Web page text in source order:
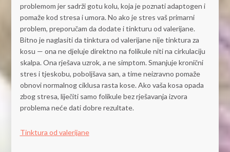
problemom jer sadrži gotu kolu, koja je poznati adaptogen i
pomaže kod stresa i umora. No ako je stres vaš primarni
problem, preporučam da dodate i tinkturu od valerijane.
Bitno je naglasiti da tinktura od valerijane nije tinktura za
kosu — ona ne djeluje direktno na folikule niti na cirkulaciju
skalpa. Ona rješava uzrok, a ne simptom. Smanjuje kronični
stres i tjeskobu, poboljšava san, a time neizravno pomaže
obnovi normalnog ciklusa rasta kose. Ako vaša kosa opada
zbog stresa, liječiti samo folikule bez rješavanja izvora
problema neće dati dobre rezultate.
Tinktura od valerijane